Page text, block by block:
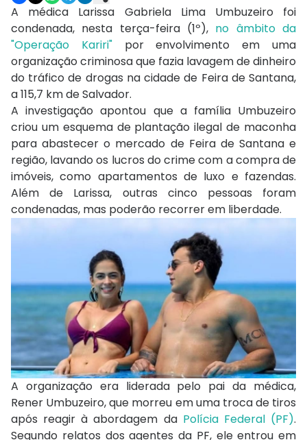
A médica Larissa Gabriela Lima Umbuzeiro foi
condenada, nesta terça-feira (1º), no âmbito da
"Operação Kariri"por envolvimento em uma
organização criminosa que fazia lavagem de dinheiro
do tráfico de drogas na cidade de Feira de Santana,
a 115,7 km de Salvador.
A investigação apontou que a família Umbuzeiro
criou um esquema de plantação ilegal de maconha
para abastecer o mercado de Feira de Santana e
região, lavando os lucros do crime com a compra de
imóveis, como apartamentos de luxo e fazendas.
Além de Larissa, outras cinco pessoas foram
condenadas, mas poderão recorrer em liberdade.
A organização era liderada pelo pai da médica,
Rener Umbuzeiro, que morreu em uma troca de tiros
após reagir à abordagem da Polícia Federal (PF).
Segundo relatos dos agentes da PF, ele entrou em